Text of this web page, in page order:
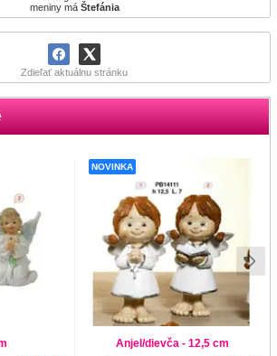
meniny má Štefánia
Zdieľať aktuálnu stránku
NOVINKA
Anjel/dievča - 12,5 cm